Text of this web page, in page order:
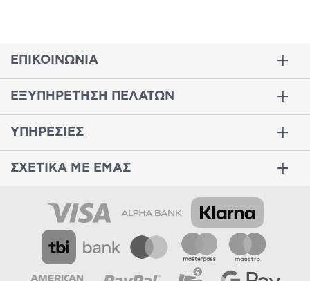
ΕΠΙΚΟΙΝΩΝΙΑ
ΕΞΥΠΗΡΕΤΗΣΗ ΠΕΛΑΤΩΝ
ΥΠΗΡΕΣΙΕΣ
ΣΧΕΤΙΚΑ ΜΕ ΕΜΑΣ